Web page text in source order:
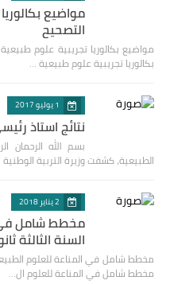
مواضيع
التصحيح
مواضيع بكالوريا تجريبية علوم
بكالوريا تجريبية علوم طبيعية …
1 يوليو 2017
نتائج استاذ
بسم الله الرحمان
الطبيعية، كشفت وزيرة التربية
2 يناير 2018
مخطط شامل في
السنة الثالثة
مخطط شامل في المناعة للعلوم
مخطط شامل في المناعة للعلوم ال…